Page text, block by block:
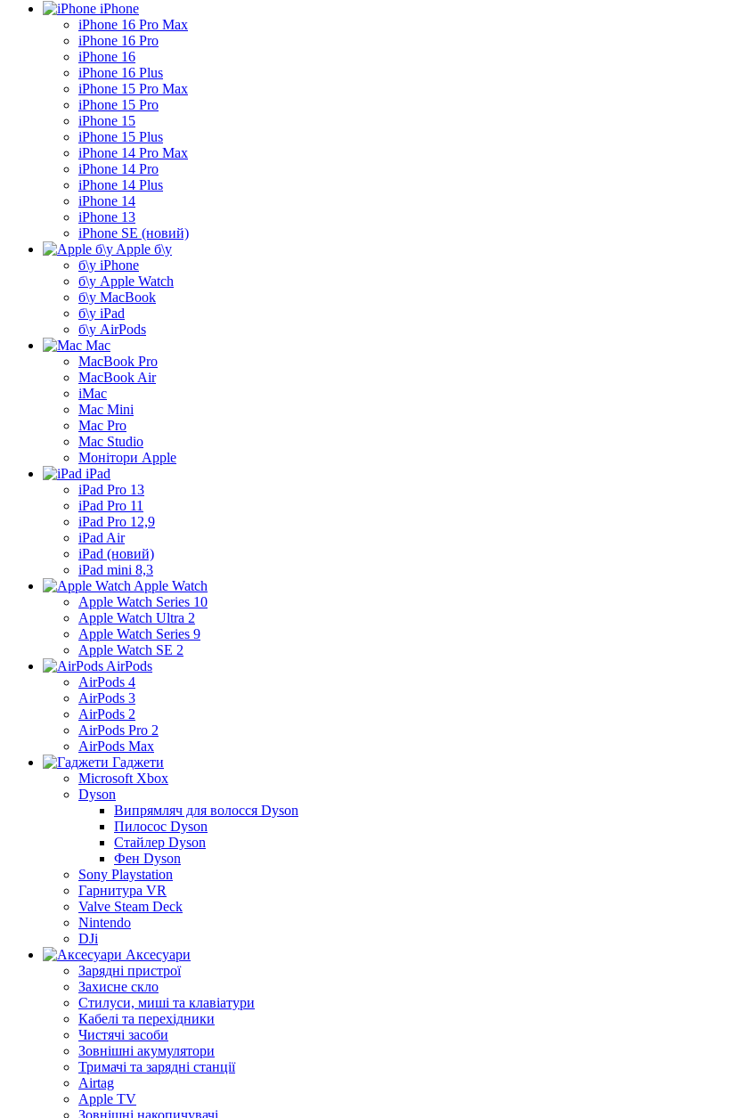
iPhone
iPhone 16 Pro Max
iPhone 16 Pro
iPhone 16
iPhone 16 Plus
iPhone 15 Pro Max
iPhone 15 Pro
iPhone 15
iPhone 15 Plus
iPhone 14 Pro Max
iPhone 14 Pro
iPhone 14 Plus
iPhone 14
iPhone 13
iPhone SE (новий)
Apple б\у
б\у iPhone
б\у Apple Watch
б\у MacBook
б\у iPad
б\у AirPods
Mac
MacBook Pro
MacBook Air
iMac
Mac Mini
Mac Pro
Mac Studio
Монітори Apple
iPad
iPad Pro 13
iPad Pro 11
iPad Pro 12,9
iPad Air
iPad (новий)
iPad mini 8,3
Apple Watch
Apple Watch Series 10
Apple Watch Ultra 2
Apple Watch Series 9
Apple Watch SE 2
AirPods
AirPods 4
AirPods 3
AirPods 2
AirPods Pro 2
AirPods Max
Гаджети
Microsoft Xbox
Dyson
Випрямляч для волосся Dyson
Пилосос Dyson
Стайлер Dyson
Фен Dyson
Sony Playstation
Гарнитура VR
Valve Steam Deck
Nintendo
DJi
Аксесуари
Зарядні пристрої
Захисне скло
Стилуси, миші та клавіатури
Кабелі та перехідники
Чистячі засоби
Зовнішні акумулятори
Тримачі та зарядні станції
Airtag
Apple TV
Зовнішні накопичувачі